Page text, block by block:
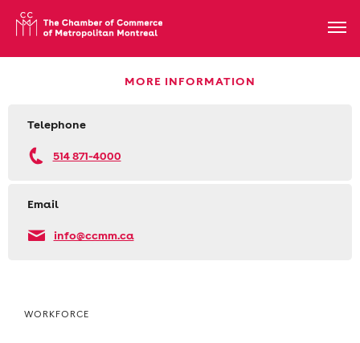
MORE INFORMATION
Telephone
514 871-4000
Email
info@ccmm.ca
WORKFORCE